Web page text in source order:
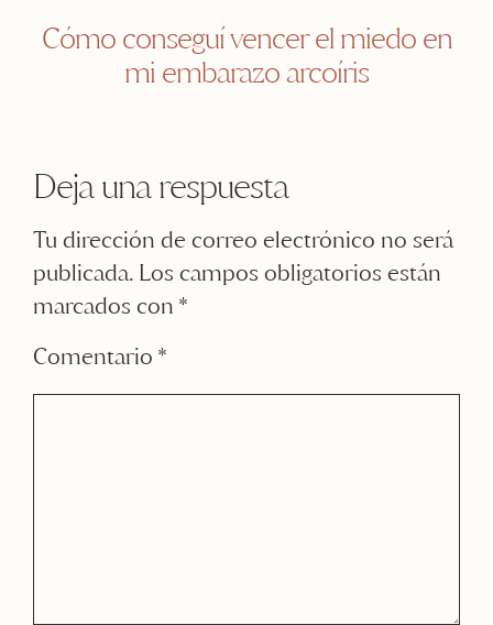
Cómo conseguí vencer el miedo en
mi embarazo arcoíris
Deja una respuesta
Tu dirección de correo electrónico no será
publicada. Los campos obligatorios están
marcados con *
Comentario *